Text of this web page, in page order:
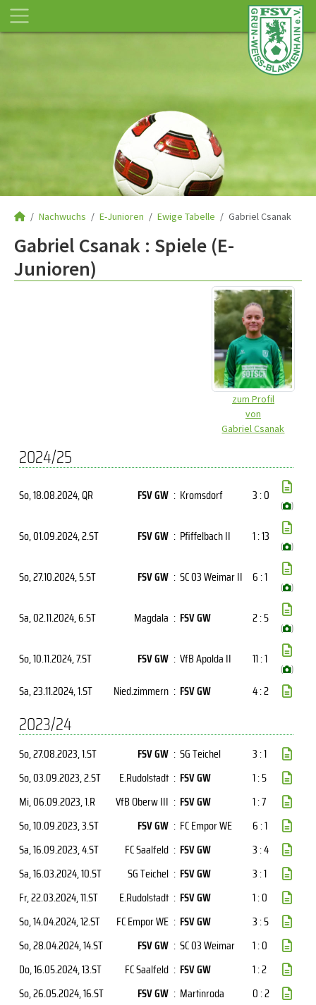
Nachwuchs E-Junioren Ewige Tabelle Gabriel Csanak
Gabriel Csanak : Spiele (E-
Junioren)
zum Profil
von
Gabriel Csanak
2024/25
So, 18.08.2024, QR FSV GW : Kromsdorf 3 : 0
( )
So, 01.09.2024, 2.ST FSV GW : Pfiffelbach II 1 : 13
( )
So, 27.10.2024, 5.ST FSV GW : SC 03 Weimar II 6 : 1
( )
Sa, 02.11.2024, 6.ST Magdala : FSV GW 2 : 5
( )
So, 10.11.2024, 7.ST FSV GW : VfB Apolda II 11 : 1
( )
Sa, 23.11.2024, 1.ST Nied.zimmern : FSV GW 4 : 2
2023/24
So, 27.08.2023, 1.ST FSV GW : SG Teichel
3 : 1
So, 03.09.2023, 2.ST E.Rudolstadt : FSV GW
1 : 5
Mi, 06.09.2023, 1.R VfB Oberw III : FSV GW
1 : 7
So, 10.09.2023, 3.ST FSV GW : FC Empor WE
6 : 1
Sa, 16.09.2023, 4.ST FC Saalfeld : FSV GW
3 : 4
Sa, 16.03.2024, 10.ST SG Teichel : FSV GW
3 : 1
Fr, 22.03.2024, 11.ST E.Rudolstadt : FSV GW
1 : 0
So, 14.04.2024, 12.ST FC Empor WE : FSV GW
3 : 5
So, 28.04.2024, 14.ST FSV GW : SC 03 Weimar
1 : 0
Do, 16.05.2024, 13.ST FC Saalfeld : FSV GW
1 : 2
So, 26.05.2024, 16.ST FSV GW : Martinroda 0 : 2